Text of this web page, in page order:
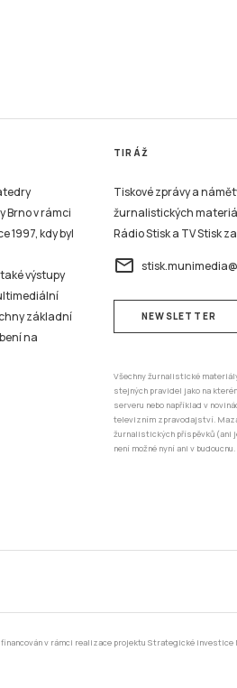
Brno v rámci
1997, kdy byl
výstupy
základní
na
TIRÁŽ
Tiskové zprávy a
žurnalistických
Rádio Stisk a TV Stisk
email
NEWSLETTER
Všechny žurnalistické
stejných pravidel jako na
serveru nebo například v
televizním zpravodajství.
žurnalistických příspěvků (ani
není možné nyní ani v budoucnu.
financován v rámci realizace projektu Strategické